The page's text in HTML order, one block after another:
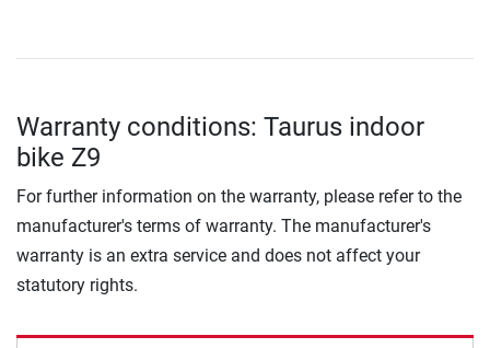
Warranty conditions: Taurus indoor
bike Z9
For further information on the warranty, please refer to the
manufacturer's terms of warranty. The manufacturer's
warranty is an extra service and does not affect your
statutory rights.